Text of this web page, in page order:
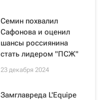
Семин похвалил
Сафонова и оценил
шансы россиянина
стать лидером "ПСЖ"
23 декабря 2024
Замглавреда L'Equipe